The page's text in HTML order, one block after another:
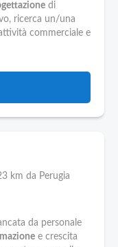
di
ricerca un/una
commerciale e
km da Perugia
da personale
e crescita